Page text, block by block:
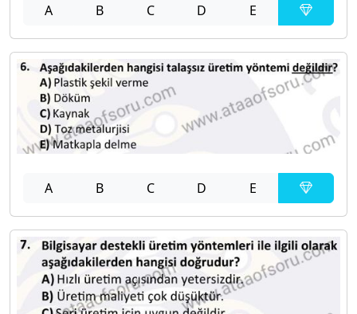
A B C D E
A B C D E